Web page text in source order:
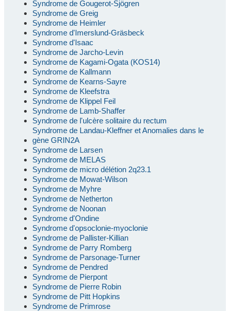
Syndrome de Gougerot-Sjögren
Syndrome de Greig
Syndrome de Heimler
Syndrome d'Imerslund-Gräsbeck
Syndrome d'Isaac
Syndrome de Jarcho-Levin
Syndrome de Kagami-Ogata (KOS14)
Syndrome de Kallmann
Syndrome de Kearns-Sayre
Syndrome de Kleefstra
Syndrome de Klippel Feil
Syndrome de Lamb-Shaffer
Syndrome de l'ulcère solitaire du rectum
Syndrome de Landau-Kleffner et Anomalies dans le
gène GRIN2A
Syndrome de Larsen
Syndrome de MELAS
Syndrome de micro délétion 2q23.1
Syndrome de Mowat-Wilson
Syndrome de Myhre
Syndrome de Netherton
Syndrome de Noonan
Syndrome d'Ondine
Syndrome d'opsoclonie-myoclonie
Syndrome de Pallister-Killian
Syndrome de Parry Romberg
Syndrome de Parsonage-Turner
Syndrome de Pendred
Syndrome de Pierpont
Syndrome de Pierre Robin
Syndrome de Pitt Hopkins
Syndrome de Primrose